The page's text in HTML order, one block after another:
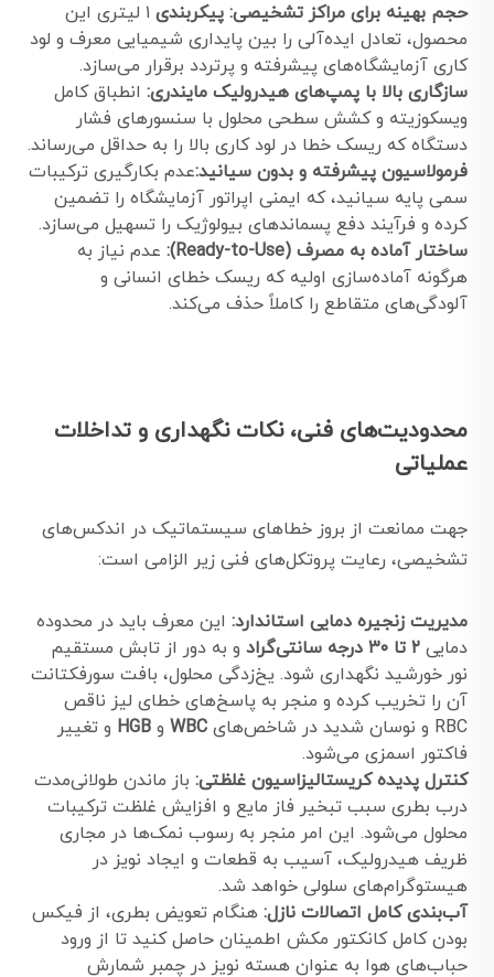
حجم بهینه برای مراکز تشخیصی: پیکربندی
۱ لیتری این
محصول، تعادل ایده‌آلی را بین پایداری شیمیایی معرف و لود
کاری آزمایشگاه‌های پیشرفته و پرتردد برقرار می‌سازد.
سازگاری بالا با پمپ‌های هیدرولیک مایندری: انطباق کامل
ویسکوزیته و کشش سطحی محلول با سنسورهای فشار
دستگاه که ریسک خطا در لود کاری بالا را به حداقل می‌رساند.
فرمولاسیون پیشرفته و بدون سیانید:عدم بکارگیری ترکیبات
سمی پایه سیانید، که ایمنی اپراتور آزمایشگاه را تضمین
کرده و فرآیند دفع پسماندهای بیولوژیک را تسهیل می‌سازد.
ساختار آماده به مصرف (Ready-to-Use):
عدم نیاز به
هرگونه آماده‌سازی اولیه که ریسک خطای انسانی و
آلودگی‌های متقاطع را کاملاً حذف می‌کند.
محدودیت‌های فنی، نکات نگهداری و تداخلات
عملیاتی
جهت ممانعت از بروز خطاهای سیستماتیک در اندکس‌های
تشخیصی، رعایت پروتکل‌های فنی زیر الزامی است:
مدیریت زنجیره دمایی استاندارد: این معرف باید در محدوده
دمایی ۲ تا ۳۰ درجه سانتی‌گراد
و به دور از تابش مستقیم
نور خورشید نگهداری شود. یخ‌زدگی محلول، بافت سورفکتانت
آن را تخریب کرده و منجر به پاسخ‌های خطای لیز ناقص
RBC و نوسان شدید در شاخص‌های
WBC و HGB و تغییر
فاکتور اسمزی می‌شود.
کنترل پدیده کریستالیزاسیون غلظتی: باز ماندن طولانی‌مدت
درب بطری سبب تبخیر فاز مایع و افزایش غلظت ترکیبات
محلول می‌شود. این امر منجر به رسوب نمک‌ها در مجاری
ظریف هیدرولیک، آسیب به قطعات و ایجاد نویز در
هیستوگرام‌های سلولی خواهد شد.
آب‌بندی کامل اتصالات نازل: هنگام تعویض بطری، از فیکس
بودن کامل کانکتور مکش اطمینان حاصل کنید تا از ورود
حباب‌های هوا به عنوان هسته نویز در چمبر شمارش